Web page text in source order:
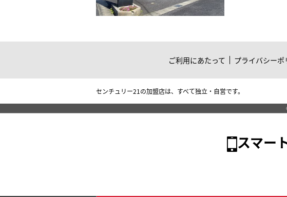
ご利用にあたって プライバシーポ
センチュリー21の加盟店は、すべて独立・自営です。
スマー